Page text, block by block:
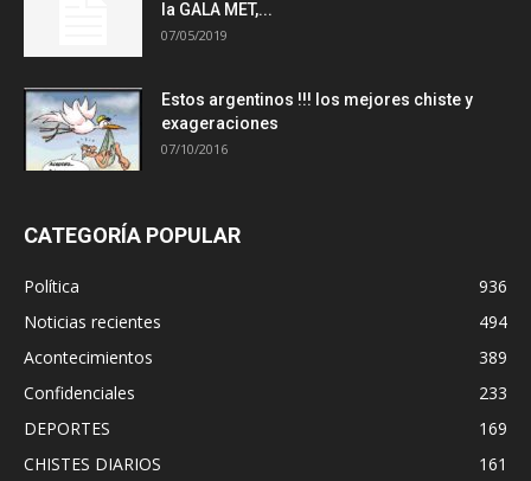
la GALA MET,...
07/05/2019
Estos argentinos !!! los mejores chiste y
exageraciones
07/10/2016
CATEGORÍA POPULAR
Política
936
Noticias recientes
494
Acontecimientos
389
Confidenciales
233
DEPORTES
169
CHISTES DIARIOS
161